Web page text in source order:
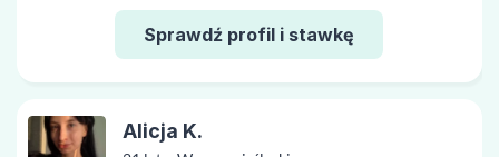
Sprawdź profil i stawkę
Alicja K.